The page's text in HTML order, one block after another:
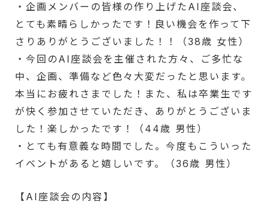
・企画メンバーの皆様の作り上げたAI座談会、
とても素晴らしかったです！良い機会を作って下
さりありがとうございました！！（38歳 女性）
・今回のAI座談会を主催された方々、ご多忙な
中、企画、準備など色々大変だったと思います。
本当にお疲れさまでした！また、私は卒業生です
が快く参加させていただき、ありがとうございま
した！楽しかったです！（44歳 男性）
・とても有意義な時間でした。今度もこういった
イベントがあると嬉しいです。（36歳 男性）
【AI座談会の内容】